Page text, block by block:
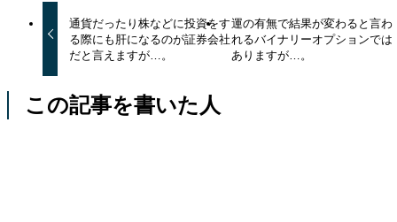
通貨だったり株などに投資をす
る際にも肝になるのが証券会社
だと言えますが…。
運の有無で結果が変わると言わ
れるバイナリーオプションでは
ありますが…。
この記事を書いた人